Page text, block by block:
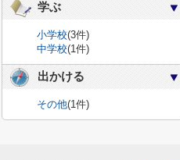
学ぶ
小学校(3件)
中学校(1件)
出かける
その他(1件)